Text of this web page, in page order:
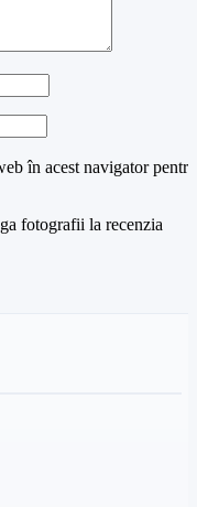
în acest navigator pentru
fotografii la recenzia